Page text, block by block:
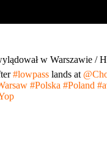
w Warszawie /
#lowpasslands at
#Polska #Poland